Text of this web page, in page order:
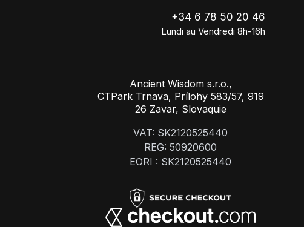
+34 6 78 50 20 46
Lundi au Vendredi 8h-16h
Ancient Wisdom s.r.o.,
CTPark Trnava, Prílohy 583/57, 919
26 Zavar, Slovaquie
VAT: SK2120525440
REG: 50920600
EORI : SK2120525440